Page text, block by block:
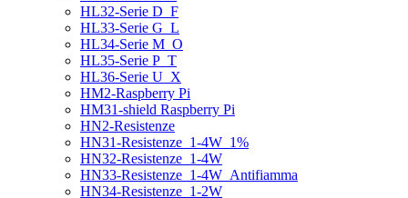
HL32-Serie D_F
HL33-Serie G_L
HL34-Serie M_O
HL35-Serie P_T
HL36-Serie U_X
HM2-Raspberry Pi
HM31-shield Raspberry Pi
HN2-Resistenze
HN31-Resistenze_1-4W_1%
HN32-Resistenze_1-4W
HN33-Resistenze_1-4W_Antifiamma
HN34-Resistenze_1-2W